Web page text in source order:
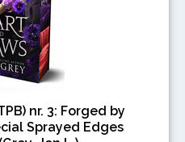
nr. 3: Forged by
Sprayed Edges